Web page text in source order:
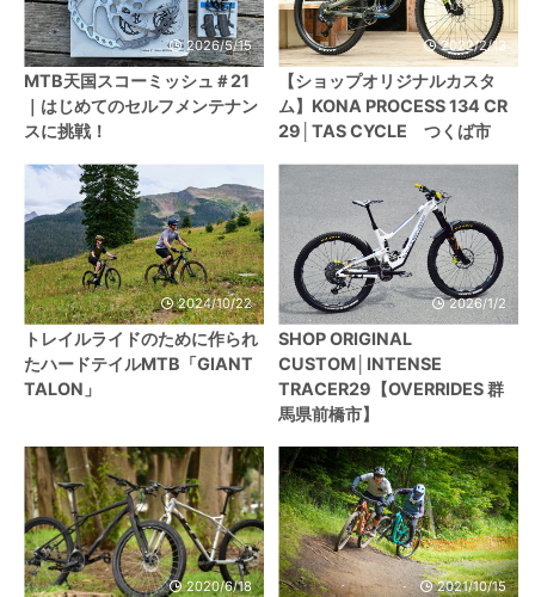
2026/5/15
MTB天国スコーミッシュ＃21
｜はじめてのセルフメンテナン
スに挑戦！
2022/2/13
【ショップオリジナルカスタ
ム】KONA PROCESS 134 CR
29│TAS CYCLE つくば市
2024/10/22
トレイルライドのために作られ
たハードテイルMTB「GIANT
TALON」
2026/1/2
SHOP ORIGINAL
CUSTOM│INTENSE
TRACER29【OVERRIDES 群
馬県前橋市】
2020/6/18 2021/10/15